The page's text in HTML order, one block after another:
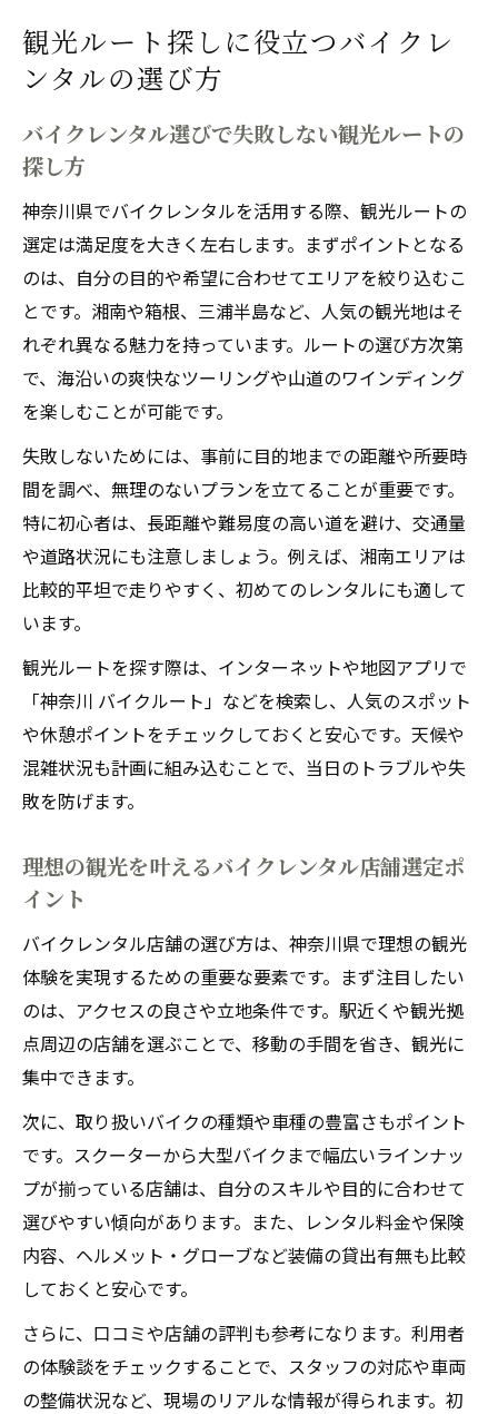
観光ルート探しに役立つバイクレ
ンタルの選び方
バイクレンタル選びで失敗しない観光ルートの
探し方
神奈川県でバイクレンタルを活用する際、観光ルートの
選定は満足度を大きく左右します。まずポイントとなる
のは、自分の目的や希望に合わせてエリアを絞り込むこ
とです。湘南や箱根、三浦半島など、人気の観光地はそ
れぞれ異なる魅力を持っています。ルートの選び方次第
で、海沿いの爽快なツーリングや山道のワインディング
を楽しむことが可能です。
失敗しないためには、事前に目的地までの距離や所要時
間を調べ、無理のないプランを立てることが重要です。
特に初心者は、長距離や難易度の高い道を避け、交通量
や道路状況にも注意しましょう。例えば、湘南エリアは
比較的平坦で走りやすく、初めてのレンタルにも適して
います。
観光ルートを探す際は、インターネットや地図アプリで
「神奈川 バイクルート」などを検索し、人気のスポット
や休憩ポイントをチェックしておくと安心です。天候や
混雑状況も計画に組み込むことで、当日のトラブルや失
敗を防げます。
理想の観光を叶えるバイクレンタル店舗選定ポ
イント
バイクレンタル店舗の選び方は、神奈川県で理想の観光
体験を実現するための重要な要素です。まず注目したい
のは、アクセスの良さや立地条件です。駅近くや観光拠
点周辺の店舗を選ぶことで、移動の手間を省き、観光に
集中できます。
次に、取り扱いバイクの種類や車種の豊富さもポイント
です。スクーターから大型バイクまで幅広いラインナッ
プが揃っている店舗は、自分のスキルや目的に合わせて
選びやすい傾向があります。また、レンタル料金や保険
内容、ヘルメット・グローブなど装備の貸出有無も比較
しておくと安心です。
さらに、口コミや店舗の評判も参考になります。利用者
の体験談をチェックすることで、スタッフの対応や車両
の整備状況など、現場のリアルな情報が得られます。初